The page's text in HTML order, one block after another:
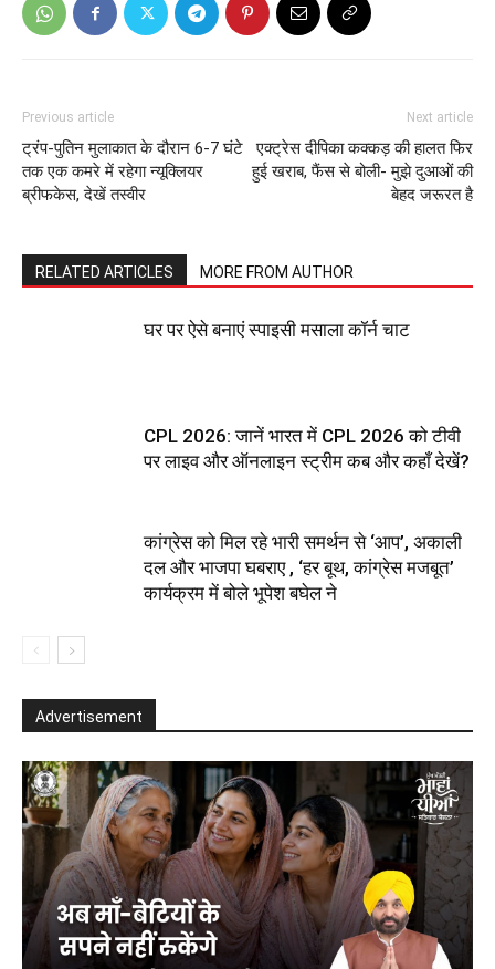
Previous article
ट्रंप-पुतिन मुलाकात के दौरान 6-7 घंटे
तक एक कमरे में रहेगा न्यूक्लियर
ब्रीफकेस, देखें तस्वीर
Next article
एक्ट्रेस दीपिका कक्कड़ की हालत फिर
हुई खराब, फैंस से बोली- मुझे दुआओं की
बेहद जरूरत है
RELATED ARTICLES MORE FROM AUTHOR
घर पर ऐसे बनाएं स्पाइसी मसाला कॉर्न चाट
CPL 2026: जानें भारत में CPL 2026 को टीवी
पर लाइव और ऑनलाइन स्ट्रीम कब और कहाँ देखें?
कांग्रेस को मिल रहे भारी समर्थन से ‘आप’, अकाली
दल और भाजपा घबराए , ‘हर बूथ, कांग्रेस मजबूत’
कार्यक्रम में बोले भूपेश बघेल ने
Advertisement